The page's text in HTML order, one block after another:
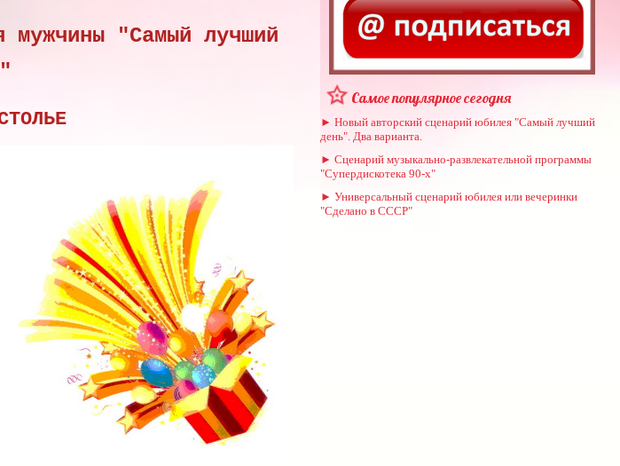
Самое популярное сегодня
► Новый авторский сценарий юбилея "Самый лучший
день". Два варианта.
► Сценарий музыкально-развлекательной программы
"Супердискотека 90-х"
► Универсальный сценарий юбилея или вечеринки
"Сделано в СССР"
мужчины "Самый лучший